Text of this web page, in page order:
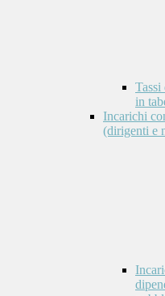
Tassi
in
Incarichi
(dirigenti e